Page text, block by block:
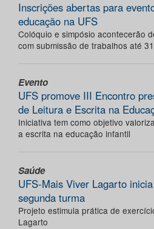
Inscrições abertas para
educação na UFS
Colóquio e simpósio acontecerão
com submissão de trabalhos até
Evento
UFS promove III Encontro
de Leitura e Escrita na
Iniciativa tem como objetivo
a escrita na educação infantil
Saúde
UFS-Mais Viver Lagarto
segunda turma
Projeto estimula prática de
Lagarto